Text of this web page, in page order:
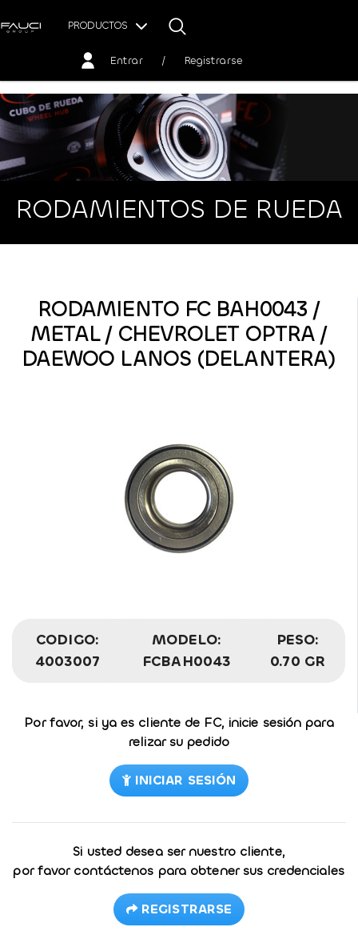
PRODUCTOS
Entrar / Registrarse
RODAMIENTOS DE RUEDA
RODAMIENTO FC BAH0043 /
METAL / CHEVROLET OPTRA /
DAEWOO LANOS (DELANTERA)
CODIGO:
4003007
MODELO:
FCBAH0043
PESO:
0.70 GR
Por favor, si ya es cliente de FC, inicie sesión para
relizar su pedido
INICIAR SESIÓN
Si usted desea ser nuestro cliente,
por favor contáctenos para obtener sus credenciales
REGISTRARSE